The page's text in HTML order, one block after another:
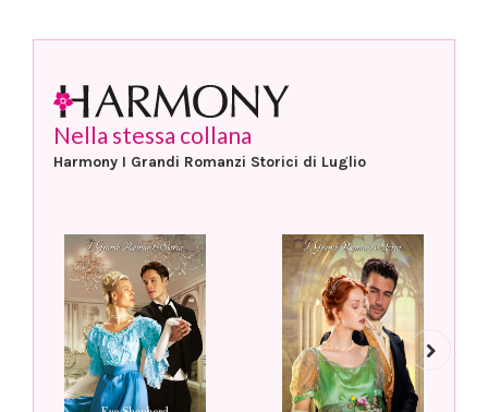
Nella stessa collana
Harmony I Grandi Romanzi Storici di Luglio
Next